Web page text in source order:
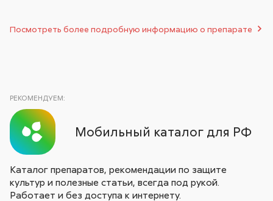
Посмотреть более подробную информацию о препарате
РЕКОМЕНДУЕМ:
Мобильный каталог для РФ
Каталог препаратов, рекомендации по защите
культур и полезные статьи, всегда под рукой.
Работает и без доступа к интернету.